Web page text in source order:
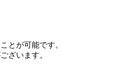
とが可能です。
ざいます。